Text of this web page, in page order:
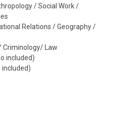
/ Social Work /
Relations / Geography /
Criminology/ Law
included)